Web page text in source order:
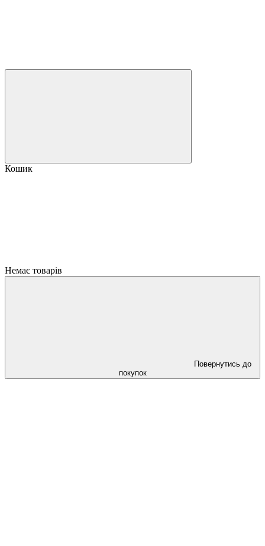
Кошик
Немає товарів
Повернутись до
покупок